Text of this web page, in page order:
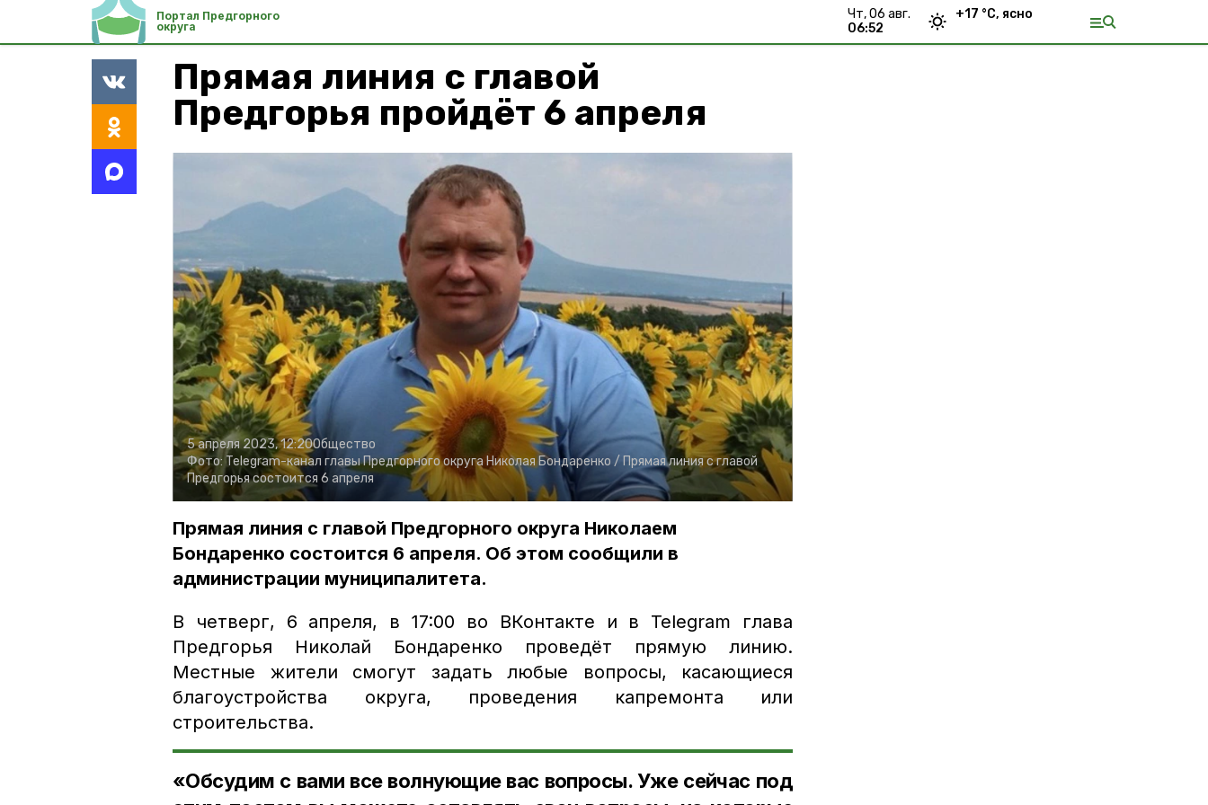
Портал Предгорного
округа
чт, 06 авг.
06:52
+17 °С, ясно
Прямая линия с главой
Предгорья пройдёт 6 апреля
5 апреля 2023, 12:20Общество
Фото: Telegram-канал главы Предгорного округа Николая Бондаренко / Прямая линия с главой
Предгорья состоится 6 апреля
Прямая линия с главой Предгорного округа Николаем
Бондаренко состоится 6 апреля. Об этом сообщили в
администрации муниципалитета.
В четверг, 6 апреля, в 17:00 во ВКонтакте и в Telegram глава
Предгорья Николай Бондаренко проведёт прямую линию.
Местные жители смогут задать любые вопросы, касающиеся
благоустройства округа, проведения капремонта или
строительства.
«Обсудим с вами все волнующие вас вопросы. Уже сейчас под